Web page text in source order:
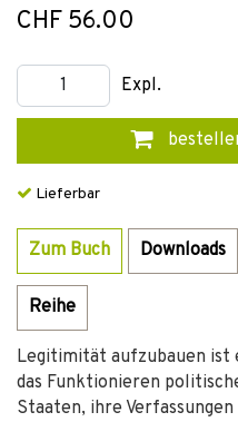
CHF 56.00
Expl.
Lieferbar
Zum Buch Downloads
Reihe
Legitimität aufzubauen ist
das Funktionieren
Staaten, ihre